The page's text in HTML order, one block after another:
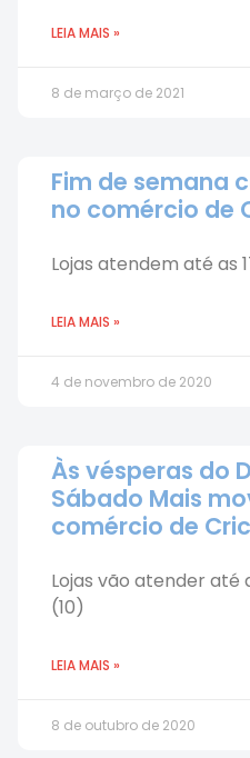
LEIA MAIS »
8 de março de 2021
Fim de semana
no comércio de
Lojas atendem até as
LEIA MAIS »
4 de novembro de 2020
Às vésperas do
Sábado Mais
comércio de
Lojas vão atender até
(10)
LEIA MAIS »
8 de outubro de 2020